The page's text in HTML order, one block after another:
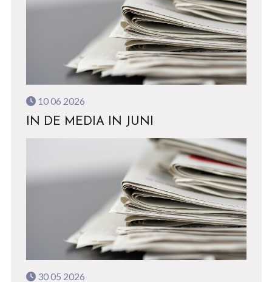
10 06 2026
IN DE MEDIA IN JUNI
30 05 2026